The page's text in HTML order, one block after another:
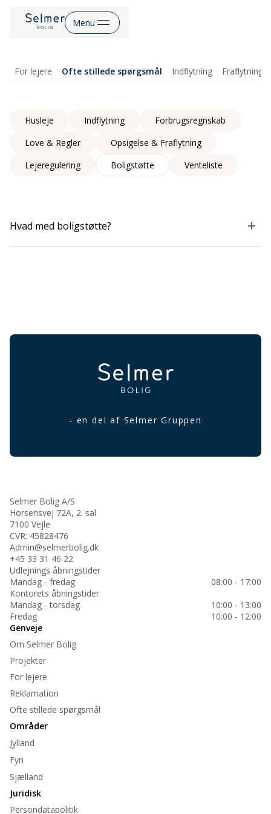
Menu
For lejere Ofte stillede spørgsmål Indflytning Fraflytning
Husleje Indflytning
Forbrugsregnskab
Love & Regler
Opsigelse & Fraflytning
Lejeregulering
Boligstøtte Venteliste
Hvad med boligstøtte?
- en del af Selmer Gruppen
Selmer Bolig A/S
Horsensvej 72A, 2. sal
7100 Vejle
CVR: 45828476
Admin@selmerbolig.dk
+45 33 31 46 22
Udlejnings åbningstider
Mandag - fredag
08:00 - 17:00
Kontorets åbningstider
Mandag - torsdag
10:00 - 13:00
Fredag
10:00 - 12:00
Genveje
Om Selmer Bolig
Projekter
For lejere
Reklamation
Ofte stillede spørgsmål
Områder
Jylland
Fyn
Sjælland
Juridisk
Persondatapolitik